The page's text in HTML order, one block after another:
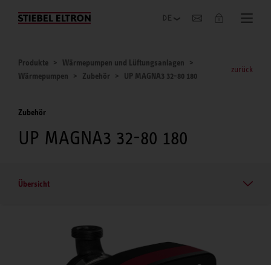
Unternehmen
Produkte
Wärmepumpen und Lüftungsanlagen
Wärmepumpen
Zubehör UP MAGNA3 32-80 180
zurück
Zubehör
UP MAGNA3 32-80 180
Übersicht